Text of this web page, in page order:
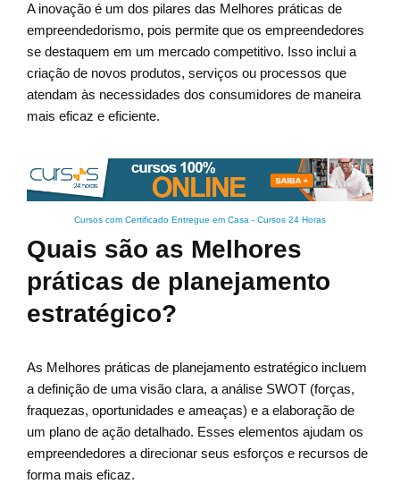
A inovação é um dos pilares das Melhores práticas de
empreendedorismo, pois permite que os empreendedores
se destaquem em um mercado competitivo. Isso inclui a
criação de novos produtos, serviços ou processos que
atendam às necessidades dos consumidores de maneira
mais eficaz e eficiente.
Cursos com Certificado Entregue em Casa - Cursos 24 Horas
Quais são as Melhores
práticas de planejamento
estratégico?
As Melhores práticas de planejamento estratégico incluem
a definição de uma visão clara, a análise SWOT (forças,
fraquezas, oportunidades e ameaças) e a elaboração de
um plano de ação detalhado. Esses elementos ajudam os
empreendedores a direcionar seus esforços e recursos de
forma mais eficaz.